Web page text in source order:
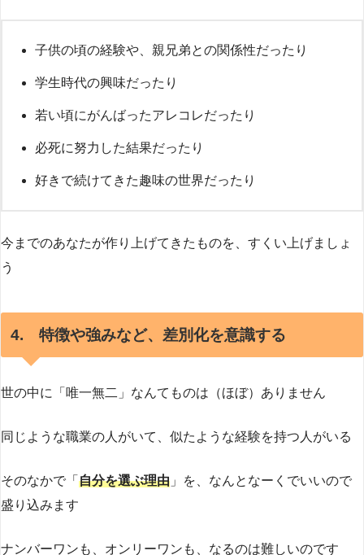
子供の頃の経験や、親兄弟との関係性だったり
学生時代の興味だったり
若い頃にがんばったアレコレだったり
必死に努力した結果だったり
好きで続けてきた趣味の世界だったり
今までのあなたが作り上げてきたものを、すくい上げましょ
う
4. 特徴や強みなど、差別化を意識する
世の中に「唯一無二」なんてものは（ほぼ）ありません
同じような職業の人がいて、似たような経験を持つ人がいる
そのなかで「 自分を選ぶ理由 」を、なんとなーくでいいので
盛り込みます
ナンバーワンも、オンリーワンも、なるのは難しいのです